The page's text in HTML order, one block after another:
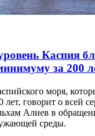
Каспия
за 200
моря,
говорит о всей
Алиев в
среды.